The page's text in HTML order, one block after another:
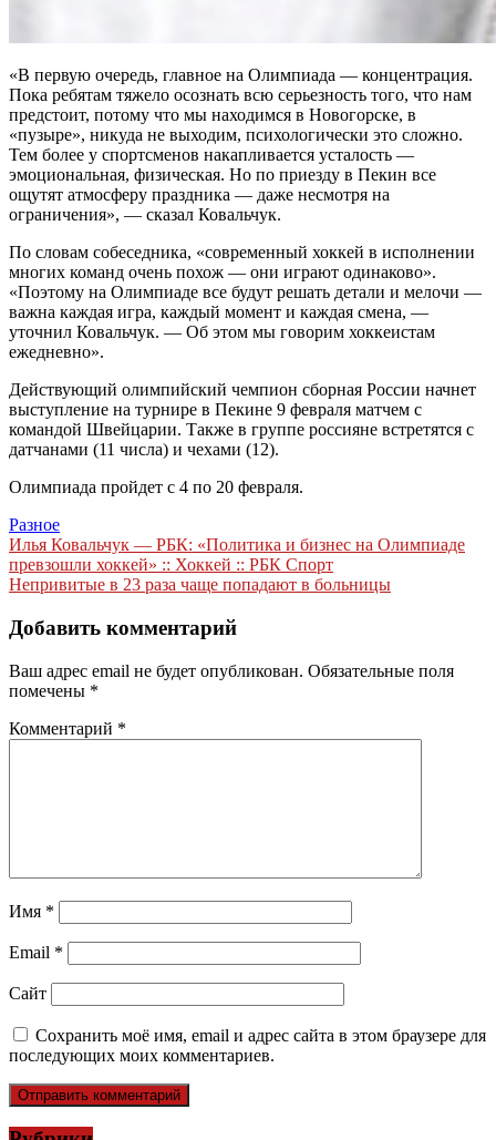
«В первую очередь, главное на Олимпиада — концентрация.
Пока ребятам тяжело осознать всю серьезность того, что нам
предстоит, потому что мы находимся в Новогорске, в
«пузыре», никуда не выходим, психологически это сложно.
Тем более у спортсменов накапливается усталость —
эмоциональная, физическая. Но по приезду в Пекин все
ощутят атмосферу праздника — даже несмотря на
ограничения», — сказал Ковальчук.
По словам собеседника, «современный хоккей в исполнении
многих команд очень похож — они играют одинаково».
«Поэтому на Олимпиаде все будут решать детали и мелочи —
важна каждая игра, каждый момент и каждая смена, —
уточнил Ковальчук. — Об этом мы говорим хоккеистам
ежедневно».
Действующий олимпийский чемпион сборная России начнет
выступление на турнире в Пекине 9 февраля матчем с
командой Швейцарии. Также в группе россияне встретятся с
датчанами (11 числа) и чехами (12).
Олимпиада пройдет с 4 по 20 февраля.
Разное
Навигация
по
Илья Ковальчук — РБК: «Политика и бизнес на Олимпиаде
превзошли хоккей» :: Хоккей :: РБК Спорт
Непривитые в 23 раза чаще попадают в больницы
Добавить комментарий
Ваш адрес email не будет опубликован. Обязательные поля
помечены *
Комментарий *
Имя *
Email *
Сайт
Сохранить моё имя, email и адрес сайта в этом браузере для
последующих моих комментариев.